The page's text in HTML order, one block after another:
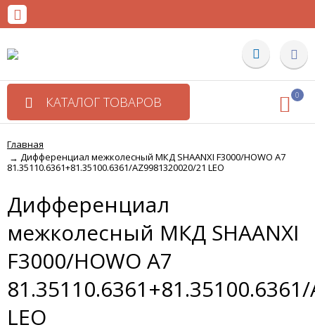
КАТАЛОГ ТОВАРОВ 0
Главная
→ Дифференциал межколесный МКД SHAANXI F3000/HOWO A7
81.35110.6361+81.35100.6361/AZ9981320020/21 LEO
Дифференциал
межколесный МКД SHAANXI
F3000/HOWO A7
LEO